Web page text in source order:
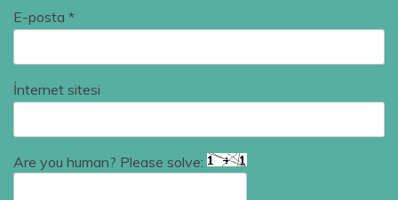
E-posta *
İnternet sitesi
Are you human? Please solve: